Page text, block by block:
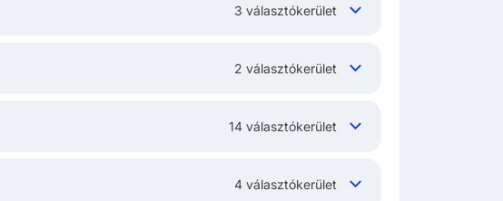
3 választókerület
2 választókerület
14 választókerület
4 választókerület